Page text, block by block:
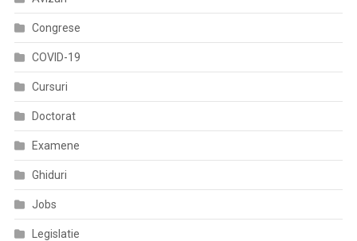
Congrese
COVID-19
Cursuri
Doctorat
Examene
Ghiduri
Jobs
Legislatie